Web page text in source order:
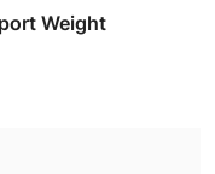
Weight